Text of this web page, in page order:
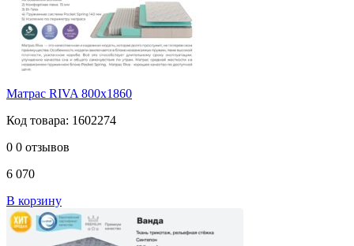
Матрас RIVA 800х1860
Код товара: 1602274
0 0 отзывов
6 070
В корзину